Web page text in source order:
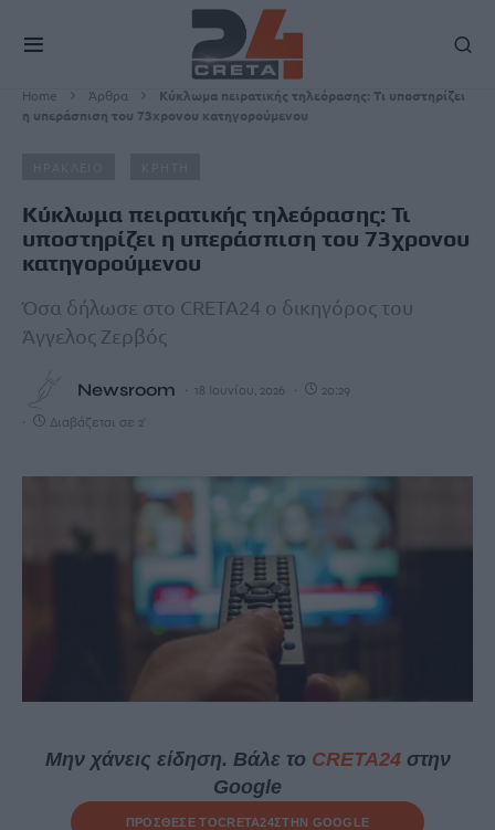
Home Άρθρα
Κύκλωμα πειρατικής τηλεόρασης: Τι υποστηρίζει
η υπεράσπιση του 73χρονου κατηγορούμενου
Κύκλωμα πειρατικής τηλεόρασης: Τι
υποστηρίζει η υπεράσπιση του 73χρονου
κατηγορούμενου
Όσα δήλωσε στο CRETA24 o δικηγόρος του
Άγγελος Ζερβός
Newsroom 18 Ιουνίου, 2026 20:29
Διαβάζεται σε 2'
Μην χάνεις είδηση. Βάλε το CRETA24στην
Google
ΠΡΟΣΘΕΣΕ ΤΟCRETA24ΣΤΗΝ GOOGLE